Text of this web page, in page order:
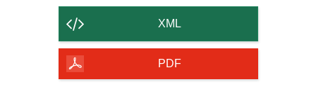
contenu
de
XML
PDF